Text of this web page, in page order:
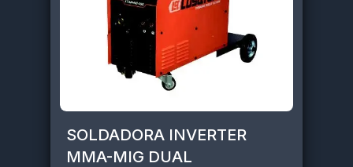
SOLDADORA INVERTER
MMA-MIG DUAL